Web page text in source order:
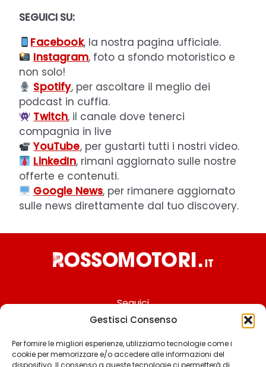
Gestisci Consenso
Per fornire le migliori esperienze, utilizziamo tecnologie come i
cookie per memorizzare e/o accedere alle informazioni del
dispositivo. Il consenso a queste tecnologie ci permetterà di
SEGUICI SU:
Facebook, la nostra pagina ufficiale.
Instagram, foto a sfondo motoristico e
non solo!
Spotify, per ascoltare il meglio dei
podcast in cuffia.
Twitch, il canale dove tenerci
compagnia in live
YouTube, per gustarti tutti i nostri video.
LinkedIn, rimani aggiornato sulle nostre
offerte e contenuti.
Google News, per rimanere aggiornato
sulle news direttamente dal tuo discovery.
Seguici
Chi siamo